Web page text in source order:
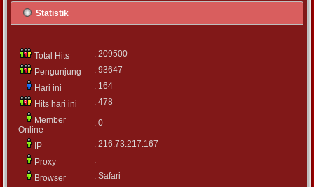
Statistik
Total Hits
: 209500
Pengunjung
: 93647
Hari ini
: 164
Hits hari ini
: 478
Member
Online
: 0
IP
: 216.73.217.167
Proxy
: -
Browser
: Safari